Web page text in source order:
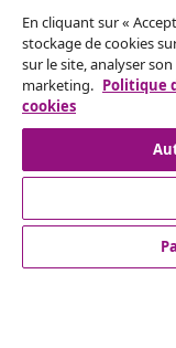
Résilier le
Envoyez une
votre commande.
Service Clients
En cliquant sur «
stockage de cookies
sur le site, analyser
marketing. Politique
cookies